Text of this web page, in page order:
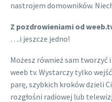
nastrojem domowników.
Z pozdrowieniami od
….i jeszcze jedno!
Możesz również sam tworzyć
weeb tv. Wystarczy tylko wejść
parę, szybkich kroków dzieli
rozgłośni radiowej lub